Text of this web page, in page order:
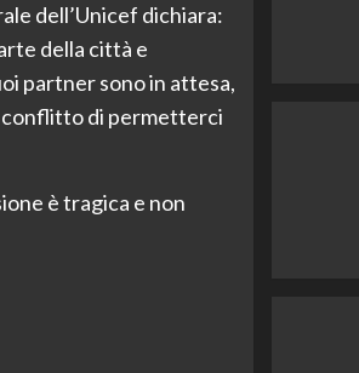
dell’Unicef dichiara:
della città e
partner sono in attesa,
conflitto di permetterci
è tragica e non